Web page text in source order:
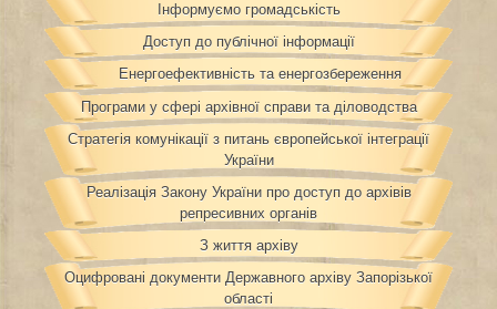
Інформуємо громадськість
Доступ до публічної інформації
Енергоефективність та енергозбереження
Програми у сфері архівної справи та діловодства
Стратегія комунікації з питань європейської інтеграції
України
Реалізація Закону України про доступ до архівів
репресивних органів
З життя архіву
Оцифровані документи Державного архіву Запорізької
області